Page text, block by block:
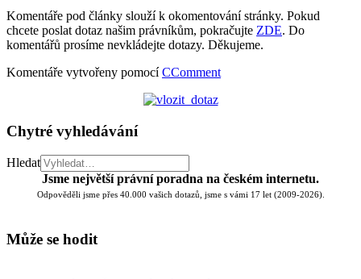
Komentáře pod články slouží k okomentování stránky. Pokud
chcete poslat dotaz našim právníkům, pokračujte ZDE. Do
komentářů prosíme nevkládejte dotazy. Děkujeme.
Komentáře vytvořeny pomocíCComment
Chytré vyhledávání
Hledat
Jsme největší právní poradna na českém internetu.
Odpověděli jsme přes 40.000 vašich dotazů, jsme s vámi 17 let (2009-2026).
Může se hodit